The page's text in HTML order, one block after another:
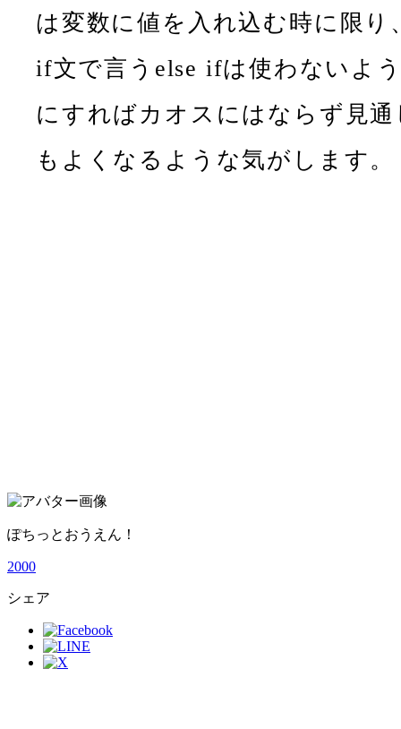
は変数に値を入れ込む時に限り
if文で言うelse ifは使わないよ
にすればカオスにはならず見通
もよくなるような気がします。
ぽちっとおうえん！
2000
シェア